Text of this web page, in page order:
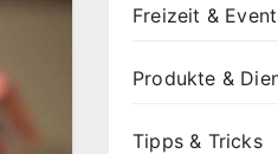
Freizeit &
Produkte &
Tipps & Tricks